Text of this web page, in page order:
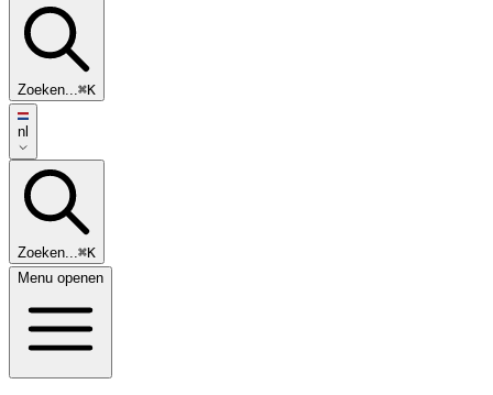
Zoeken...⌘K
nl
Zoeken...⌘K
Menu openen